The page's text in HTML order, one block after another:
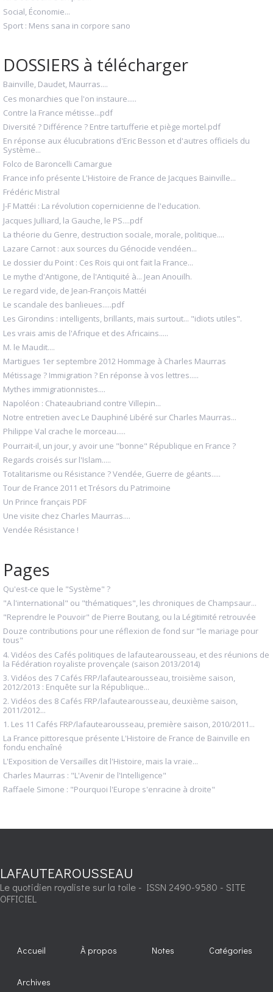
Social, Économie...
Sport : Mens sana in corpore sano
DOSSIERS à télécharger
Bainville, Daudet, Maurras....
Ces monarchies que l'on instaure.....
Contre la France métisse...pdf
Diversité ? Différence ? Entre tartufferie et piège mortel.pdf
En réponse aux élucubrations d'Eric Besson et d'autres officiels du
Système...
Folco de Baroncelli Camargue
France info présente L'Histoire de France de Jacques Bainville...
Frédéric Mistral
J-F Mattéi : La révolution copernicienne de l'education.
Jacques Julliard, la Gauche, le PS....pdf
La théorie du Genre, destruction sociale, morale, politique....
Lazare Carnot : aux sources du Génocide vendéen...
Le dossier du Point : Ces Rois qui ont fait la France...
Le mythe d'Antigone, de l'Antiquité à... Jean Anouilh.
Le regard vide, de Jean-François Mattéi
Le scandale des banlieues.....pdf
Les Girondins : intelligents, brillants, mais surtout... "idiots utiles".
Les vrais amis de l'Afrique et des Africains.....
M. le Maudit....
Martigues 1er septembre 2012 Hommage à Charles Maurras
Métissage ? Immigration ? En réponse à vos lettres.....
Mythes immigrationnistes....
Napoléon : Chateaubriand contre Villepin...
Notre entretien avec Le Dauphiné Libéré sur Charles Maurras...
Philippe Val crache le morceau.....
Pourrait-il, un jour, y avoir une "bonne" République en France ?
Regards croisés sur l'Islam.....
Totalitarisme ou Résistance ? Vendée, Guerre de géants.....
Tour de France 2011 et Trésors du Patrimoine
Un Prince français PDF
Une visite chez Charles Maurras....
Vendée Résistance !
Pages
Qu'est-ce que le "Système" ?
"A l'international" ou "thématiques", les chroniques de Champsaur...
"Reprendre le Pouvoir" de Pierre Boutang, ou la Légitimité retrouvée
Douze contributions pour une réflexion de fond sur "le mariage pour
tous"
4. Vidéos des Cafés politiques de lafautearousseau, et des réunions de
la Fédération royaliste provençale (saison 2013/2014)
3. Vidéos des 7 Cafés FRP/lafautearousseau, troisième saison,
2012/2013 : Enquête sur la République...
2. Vidéos des 8 Cafés FRP/lafautearousseau, deuxième saison,
2011/2012...
1. Les 11 Cafés FRP/lafautearousseau, première saison, 2010/2011...
La France pittoresque présente L'Histoire de France de Bainville en
fondu enchaîné
L'Exposition de Versailles dit l'Histoire, mais la vraie...
Charles Maurras : "L'Avenir de l'Intelligence"
Raffaele Simone : "Pourquoi l'Europe s'enracine à droite"
LAFAUTEAROUSSEAU
Le quotidien royaliste sur la toile - ISSN 2490-9580 - SITE
OFFICIEL
Accueil À propos Notes Catégories
Archives